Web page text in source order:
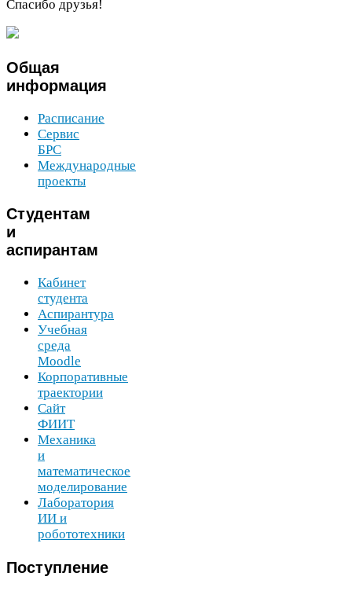
Спасибо друзья!
Общая
информация
Расписание
Сервис
БРС
Международные
проекты
Студентам
и
аспирантам
Кабинет
студента
Аспирантура
Учебная
среда
Moodle
Корпоративные
траектории
Сайт
ФИИТ
Механика
и
математическое
моделирование
Лаборатория
ИИ и
робототехники
Поступление